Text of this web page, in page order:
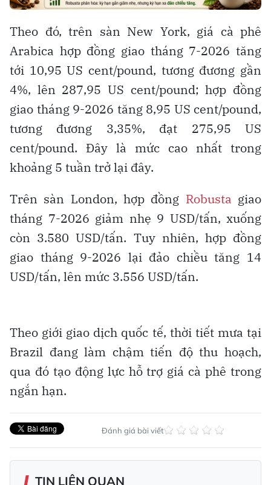
Theo đó, trên sàn New York, giá cà phê
Arabica hợp đồng giao tháng 7-2026 tăng
tới 10,95 US cent/pound, tương đương gần
4%, lên 287,95 US cent/pound; hợp đồng
giao tháng 9-2026 tăng 8,95 US cent/pound,
tương đương 3,35%, đạt 275,95 US
cent/pound. Đây là mức cao nhất trong
khoảng 5 tuần trở lại đây.
Trên sàn London, hợp đồng Robusta giao
tháng 7-2026 giảm nhẹ 9 USD/tấn, xuống
còn 3.580 USD/tấn. Tuy nhiên, hợp đồng
giao tháng 9-2026 lại đảo chiều tăng 14
USD/tấn, lên mức 3.556 USD/tấn.
Theo giới giao dịch quốc tế, thời tiết mưa tại
Brazil đang làm chậm tiến độ thu hoạch,
qua đó tạo động lực hỗ trợ giá cà phê trong
ngắn hạn.
Đánh giá bài viết
TIN LIÊN QUAN